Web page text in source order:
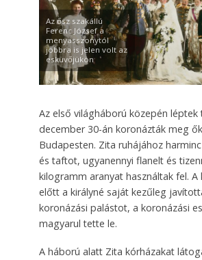
Az ősz szakállú
Ferenc József a
menyasszonytól
jobbra is jelen volt az
esküvőjükön
Az első világháború közepén léptek
december 30-án koronázták meg
Budapesten. Zita ruhájához
és taftot, ugyanennyi flanelt és
kilogramm aranyat használtak fel. A
előtt a királyné saját kezűleg
koronázási palástot, a koronázási
magyarul tette le.
A háború alatt Zita kórházakat